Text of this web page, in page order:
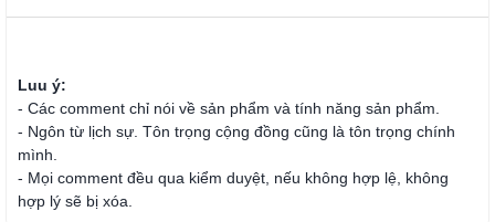
Luu ý:
- Các comment chỉ nói về sản phẩm và tính năng sản phẩm.
- Ngôn từ lịch sự. Tôn trọng cộng đồng cũng là tôn trọng chính
mình.
- Mọi comment đều qua kiểm duyệt, nếu không hợp lệ, không
hợp lý sẽ bị xóa.